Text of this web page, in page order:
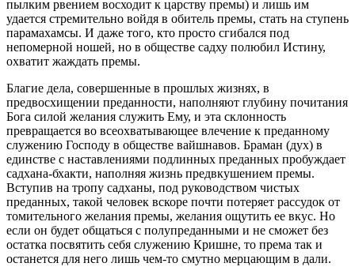
пылким рвением восходит к царству премы) и лишь им
удается стремительно войдя в обитель премы, стать на ступень
парамахамсы. И даже того, кто просто сгибался под
непомерной ношей, но в обществе садху полюбил Истину,
охватит жаждать премы.
Благие дела, совершенные в прошлых жизнях, в
предвосхищении преданности, наполняют глубину почитания
Бога силой желания служить Ему, и эта склонность
превращается во всеохватывающее влечение к преданному
служению Господу в обществе вайшнавов. Браман (дух) в
единстве с наставлениями подлинных преданных пробуждает
садхана-бхакти, наполняя жизнь предвкушением премы.
Вступив на тропу садханы, под руководством чистых
преданных, такой человек вскоре почти потеряет рассудок от
томительного желания премы, желания ощутить ее вкус. Но
если он будет общаться с полупреданными и не сможет без
остатка посвятить себя служению Кришне, то према так и
останется для него лишь чем-то смутно мерцающим в дали.